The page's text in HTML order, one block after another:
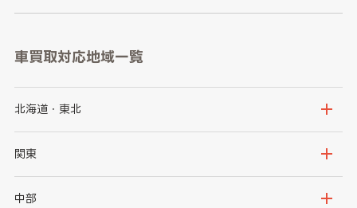
車買取対応地域一覧
北海道・東北
北海道
岩手県
関東
茨城県
中部